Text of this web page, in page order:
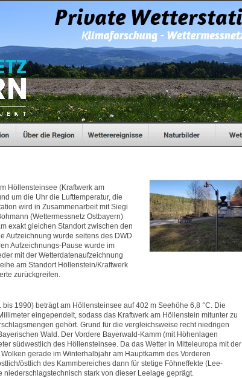
Höllensteinsee (Kraftwerk am
um die Uhr die Lufttemperatur, die
wird in Zusammenarbeit mit Siegi
(Wettermessnetz Ostbayern)
exakt gleichen Standort zwischen den
Aufzeichnung wurde seitens des DWD
Aufzeichnungs-Pause wurde im
mit der Wetterdatenaufzeichnung
am Standort Höllenstein/Kraftwerk
zurückgreifen.
1990) beträgt am Höllensteinsee auf 402 m Seehöhe 6,8 °C. Die
eingependelt, sodass das Kraftwerk am Höllenstein mitunter zu
gehört. Grund für die vergleichsweise recht niedrigen
Wald. Der Vordere Bayerwald-Kamm (mit Höhenlagen
südwestlich des Höllensteinsee. Da das Wetter in Mitteleuropa mit der
gerade im Winterhalbjahr am Hauptkamm des Vorderen
östlich des Kammbereiches dann für stetige Föhneffekte (Lee-
stark von dieser Leelage geprägt.